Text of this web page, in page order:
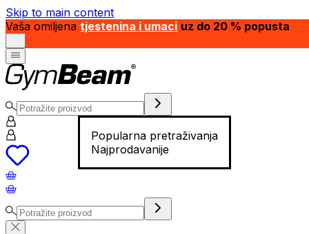
Skip to main content
Vaša omiljena tjestenina i umaci uz do 20 % popusta
Popularna pretraživanja
Najprodavanije